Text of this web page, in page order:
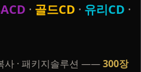
· 골드CD · 유리CD ·
사 · 패키지솔루션 ——300장